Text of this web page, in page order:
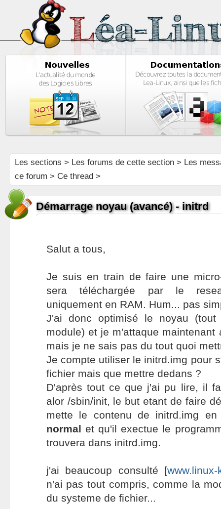
Les sections > Les forums de cette section> Les
ce forum > Ce thread >
Démarrage noyau (avancé) - initrd
Salut a tous,
Je suis en train de faire une
sera téléchargée par le
uniquement en RAM. Hum... pas
J'ai donc optimisé le noyau
module) et je m'attaque maintenant
mais je ne sais pas du tout quoi
Je compte utiliser le initrd.img pour
fichier mais que mettre dedans ?
D'après tout ce que j'ai pu lire, il
alor /sbin/init, le but etant de faire
mette le contenu de initrd.img
normal et qu'il exectue le
trouvera dans initrd.img.
j'ai beaucoup consulté [
n'ai pas tout compris, comme la
du systeme de fichier...